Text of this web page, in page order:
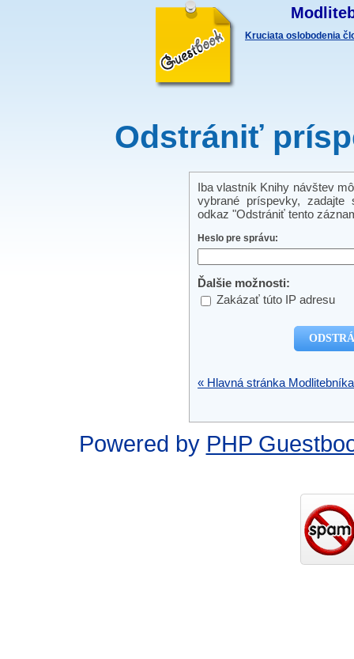
Kruciata oslobodenia
Odstrániť
Iba vlastník Knihy návštev
vybrané príspevky,
odkaz "Odstrániť tento
Heslo pre správu:
Ďalšie možnosti:
Zakázať túto IP adresu
« Hlavná stránka Modlitebníka
Powered by PHP